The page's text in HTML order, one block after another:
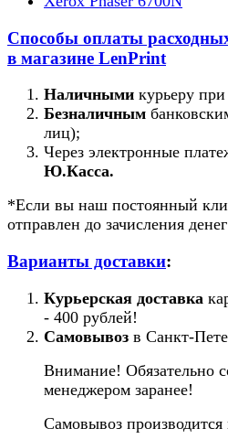
Ресурс
1 шт
0.589 кг
Масса брутто
338x889x914 мм
Габариты
0.274640548 м
Подробнее
Способы оплаты
в магазине LenPrint
Наличными курьеру
Безналичным
лиц);
Через электронные
Ю.Касса.
*Если вы наш постоянный
отправлен до зачисления
Варианты доставки:
Курьерская доставка
- 400 рублей!
Самовывоз в Санкт-
Внимание! Обязательно
менеджером заранее!
Самовывоз